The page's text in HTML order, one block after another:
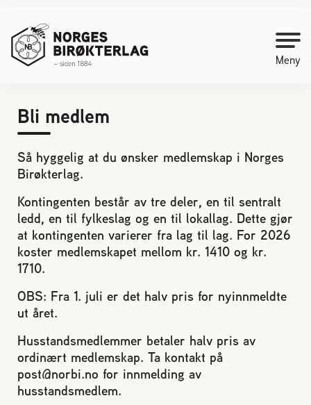
Meny
Kontakt oss
Bli medlem
Starte med birøkt
Medlemssider
Biene svermer
Reaksjon på bistikk
Om Norges Birøkterlag
Bli medlem
Så hyggelig at du ønsker medlemskap i Norges
Birøkterlag.
Kontingenten består av tre deler, en til sentralt
ledd, en til fylkeslag og en til lokallag. Dette gjør
at kontingenten varierer fra lag til lag. For 2026
koster medlemskapet mellom kr. 1410 og kr.
1710.
OBS: Fra 1. juli er det halv pris for nyinnmeldte
ut året.
Husstandsmedlemmer betaler halv pris av
ordinært medlemskap. Ta kontakt på
post@norbi.no for innmelding av
husstandsmedlem.